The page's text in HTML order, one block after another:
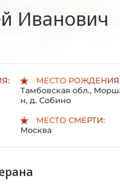
Иванович
МЕСТО
Тамбовская обл.,
н, д. Собино
МЕСТО СМЕРТИ:
Москва